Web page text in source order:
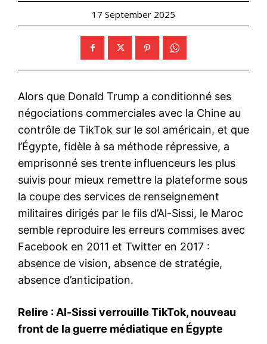
17 September 2025
Alors que Donald Trump a conditionné ses
négociations commerciales avec la Chine au
contrôle de TikTok sur le sol américain, et que
l’Égypte, fidèle à sa méthode répressive, a
emprisonné ses trente influenceurs les plus
suivis pour mieux remettre la plateforme sous
la coupe des services de renseignement
militaires dirigés par le fils d’Al-Sissi, le Maroc
semble reproduire les erreurs commises avec
Facebook en 2011 et Twitter en 2017 :
absence de vision, absence de stratégie,
absence d’anticipation.
Relire :Al-Sissi verrouille TikTok, nouveau
front de la guerre médiatique en Égypte